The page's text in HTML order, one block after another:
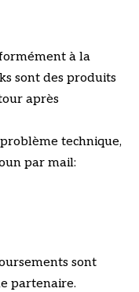
à la
sont des produits
après
problème technique,
par mail:
sont
partenaire.